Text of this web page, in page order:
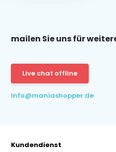
mailen Sie uns für
Live chat offline
Info@maniashopper.de
Kundendienst